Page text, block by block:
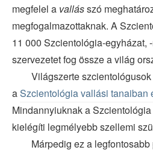
megfelel a vallásszó
megfogalmazottaknak. A
11 000 Szcientológia-egyházat,
szervezetet fog össze a világ
Világszerte
aSzcientológia vallási tanaiban
Mindannyiuknak a
kielégíti legmélyebb szellemi
Márpedig ez a